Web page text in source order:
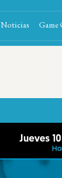
Noticias Game